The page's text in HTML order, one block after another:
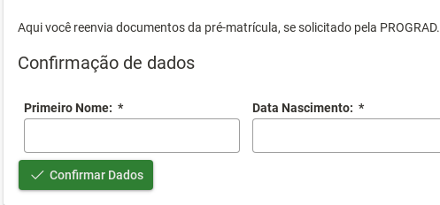
Aqui você reenvia documentos da pré-matrícula, se solicitado pela PROGRAD.
Confirmação de dados
Primeiro Nome: * Data Nascimento: *
Confirmar Dados